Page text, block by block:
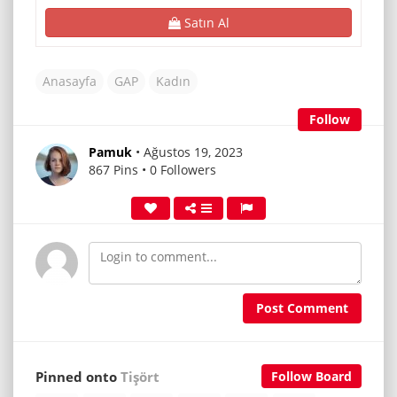
Satın Al
Anasayfa GAP Kadın
Follow
Pamuk • Ağustos 19, 2023
867 Pins • 0 Followers
Post Comment
Follow Board
Pinned ontoTişört